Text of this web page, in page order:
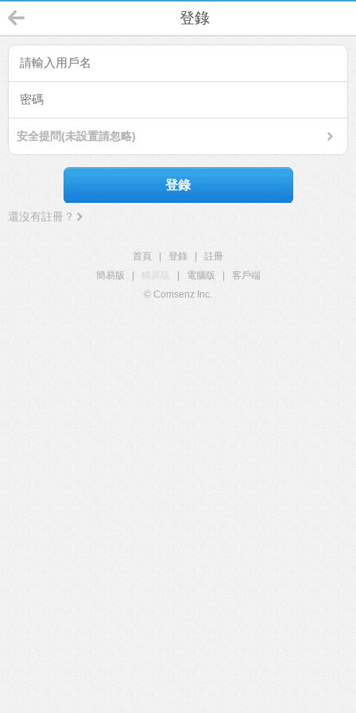
登錄
安全提問(未設置請忽略)
登錄
還沒有註冊？
首頁 登錄
註冊
簡易版
觸屏版 電腦版
客戶端
© Comsenz Inc.